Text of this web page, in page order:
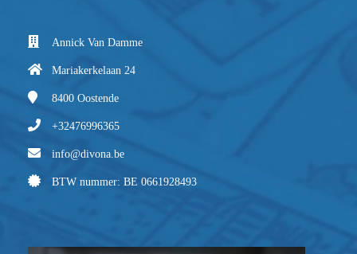
Annick Van Damme
Mariakerkelaan 24
8400 Oostende
+32476996365
info@divona.be
BTW nummer: BE 0661928493